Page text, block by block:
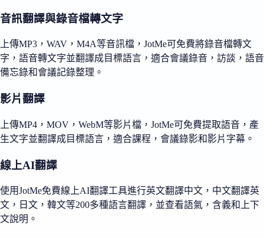
音訊翻譯與錄音檔轉文字
上傳MP3，WAV，M4A等音訊檔，JotMe可免費將錄音檔轉文
字，語音轉文字並翻譯成目標語言，適合會議錄音，訪談，語音
備忘錄和會議記錄整理。
影片翻譯
上傳MP4，MOV，WebM等影片檔，JotMe可免費提取語音，產
生文字並翻譯成目標語言，適合課程，會議錄影和影片字幕。
線上AI翻譯
使用JotMe免費線上AI翻譯工具進行英文翻譯中文，中文翻譯英
文，日文，韓文等200多種語言翻譯，並查看語氣，含義和上下
文說明。